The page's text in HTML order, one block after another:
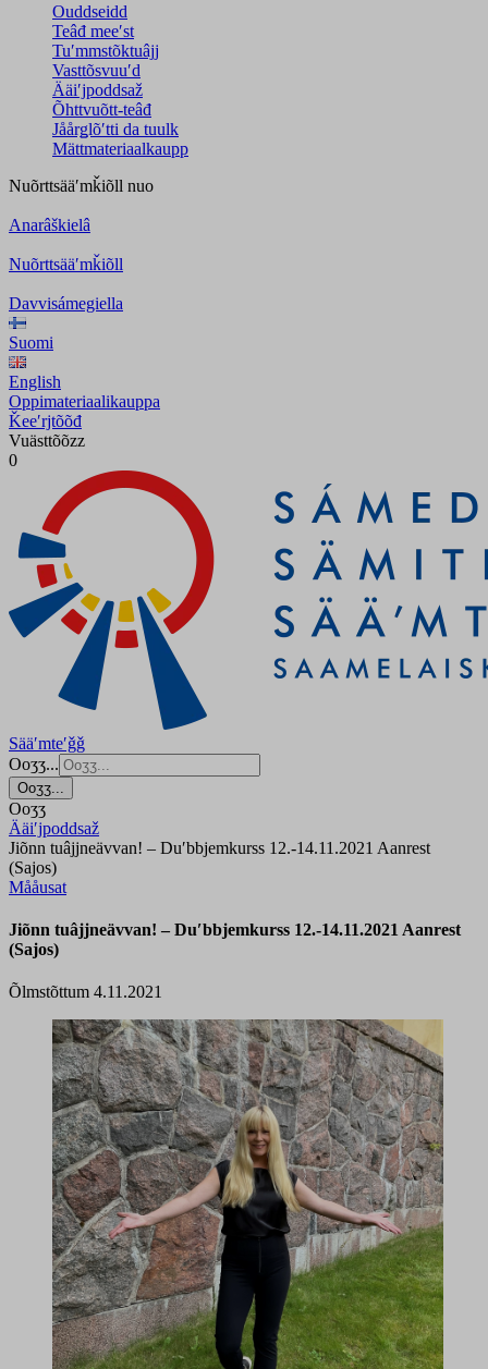
Ouddseidd
Teâđ meeʹst
Tuʹmmstõktuâjj
Vasttõsvuuʹd
Ääiʹjpoddsaž
Õhttvuõtt-teâđ
Jåårǥlõʹtti da tuulk
Mättmateriaalkaupp
Nuõrttsääʹmǩiõll nuo
Anarâškielâ
Nuõrttsääʹmǩiõll
Davvisámegiella
Suomi
English
Oppimateriaalikauppa
Ǩeeʹrjtõõđ
Vuästtõõzz
0
Sääʹmteʹǧǧ
Ooʒʒ...
Ooʒʒ...
Ooʒʒ
Ääiʹjpoddsaž
Jiõnn tuâjjneävvan! – Duʹbbjemkurss 12.-14.11.2021 Aanrest
(Sajos)
Mååusat
Jiõnn tuâjjneävvan! – Duʹbbjemkurss 12.-14.11.2021 Aanrest
(Sajos)
Õlmstõttum 4.11.2021